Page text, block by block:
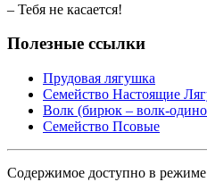
– Тебя не касается!
Полезные ссылки
Прудовая лягушка
Семейство Настоящие
Волк (бирюк – волк-
Семейство Псовые
Содержимое доступно в режиме